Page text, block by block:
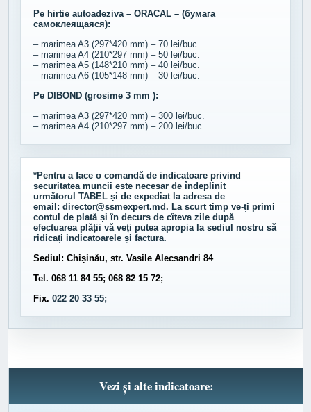
Pe hirtie autoadeziva – ORACAL – (бумага
самоклеящаяся):
– marimea A3 (297*420 mm) – 70 lei/buc.
– marimea A4 (210*297 mm) – 50 lei/buc.
– marimea A5 (148*210 mm) – 40 lei/buc.
– marimea A6 (105*148 mm) – 30 lei/buc.
Pe DIBOND (grosime 3 mm ):
– marimea A3 (297*420 mm) – 300 lei/buc.
– marimea A4 (210*297 mm) – 200 lei/buc.
*Pentru a face o comandă de indicatoare privind
securitatea muncii este necesar de îndeplinit
următorul TABEL și de expediat la adresa de
email: director@ssmexpert.md. La scurt timp ve-ți primi
contul de plată și în decurs de cîteva zile după
efectuarea plății vă veți putea apropia la sediul nostru să
ridicați indicatoarele și factura.
Sediul: Chișinău, str. Vasile Alecsandri 84
Tel. 068 11 84 55; 068 82 15 72;
Fix. 022 20 33 55;
Vezi și alte indicatoare: